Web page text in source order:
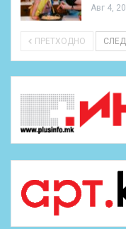
Авг 4,
ПРЕТХОДНО